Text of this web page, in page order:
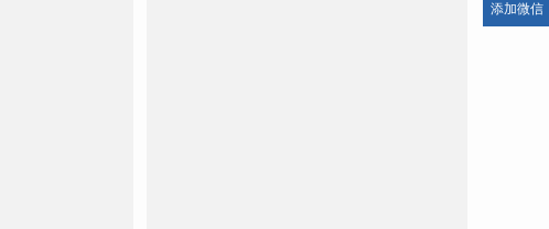
添加微信